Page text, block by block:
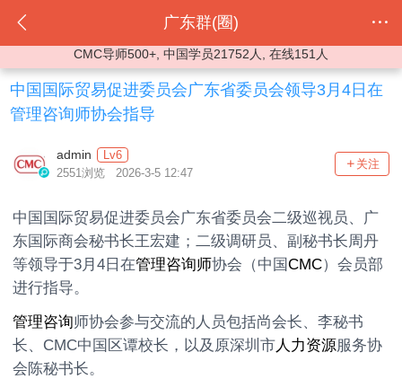
广东群(圈)
CMC导师500+, 中国学员21752人, 在线151人
中国国际贸易促进委员会广东省委员会领导3月4日在
管理咨询师协会指导
admin
Lv6
2551浏览 2026-3-5 12:47
关注
中国国际贸易促进委员会广东省委员会二级巡视员、广
东国际商会秘书长王宏建；二级调研员、副秘书长周丹
等领导于3月4日在管理咨询师协会（中国CMC）会员部
进行指导。
管理咨询师协会参与交流的人员包括尚会长、李秘书
长、CMC中国区谭校长，以及原深圳市人力资源服务协
会陈秘书长。